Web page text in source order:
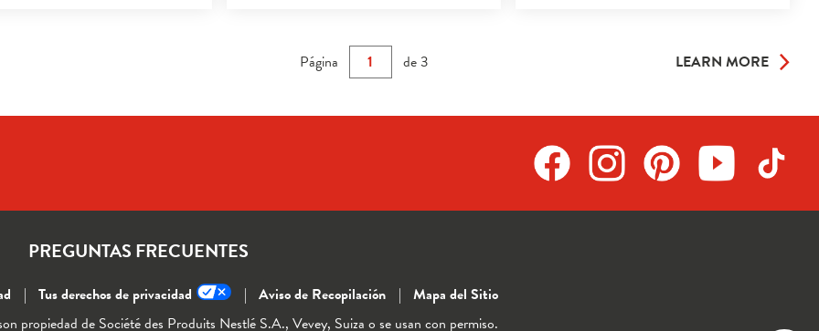
Página de3 LEARN MORE
PREGUNTAS FRECUENTES
Tus derechos de privacidad Aviso de Recopilación
Mapa del Sitio
propiedad de Société des Produits Nestlé S.A., Vevey, Suiza o se usan con permiso.